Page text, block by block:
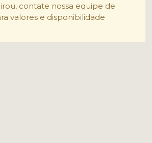
contate nossa equipe de
valores e disponibilidade